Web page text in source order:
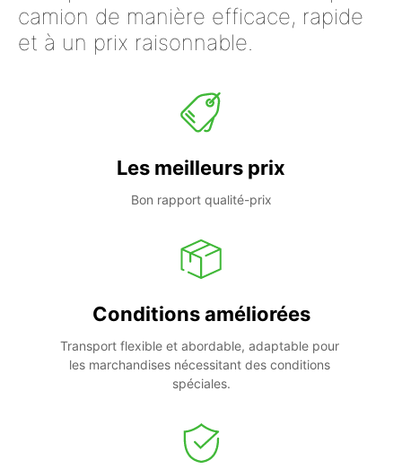
camion de manière efficace, rapide
et à un prix raisonnable.
Les meilleurs prix
Bon rapport qualité-prix
Conditions améliorées
Transport flexible et abordable, adaptable pour
les marchandises nécessitant des conditions
spéciales.